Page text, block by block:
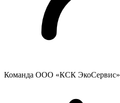
Команда ООО «КСК ЭкоСервис»